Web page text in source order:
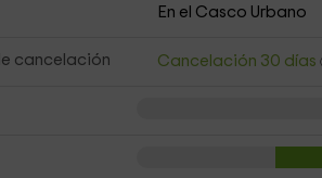
En el Casco Urbano
cancelación Cancelación 30 días